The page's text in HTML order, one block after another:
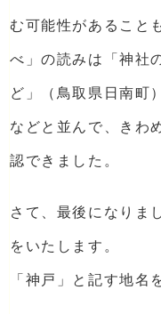
む可能性があること
べ」の読みは「神社
ど」（鳥取県日南町
などと並んで、きわ
認できました。
さて、最後になりま
をいたします。
「神戸」と記す地名